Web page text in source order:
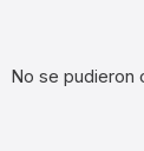
No se pudieron